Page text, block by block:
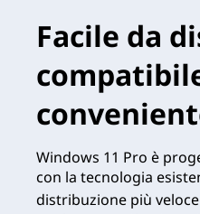
Facile da
Windows 11 Pro è
con la tecnologia
distribuzione più veloce